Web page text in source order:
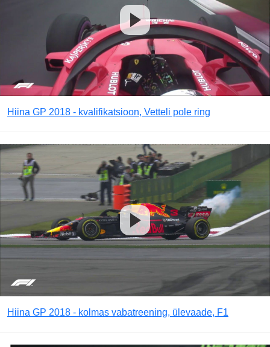
Hiina GP 2018 - kvalifikatsioon, Vetteli pole ring
Hiina GP 2018 - kolmas vabatreening, ülevaade, F1